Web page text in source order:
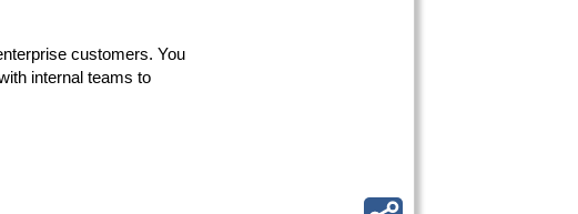
customers. You
internal teams to